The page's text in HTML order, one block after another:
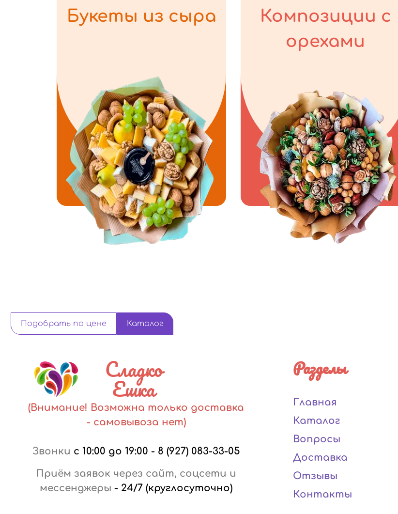
Букеты из сыра
Композиции с
орехами
Подобрать по цене Каталог
Сладко
Ешка
(Внимание! Возможна только доставка
- самовывоза нет)
Звонки с 10:00 до 19:00 - 8 (927) 083-33-05
Приём заявок через сайт, соцсети и
мессенджеры - 24/7 (круглосуточно)
Разделы
Главная
Каталог
Вопросы
Доставка
Отзывы
Контакты